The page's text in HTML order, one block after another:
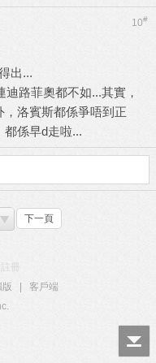
10#
出...
路菲奧都不如...其實，
洛賓斯都係爭唔到正
都係早d走啦...
下一頁
客戶端